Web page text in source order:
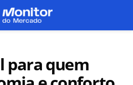
para quem